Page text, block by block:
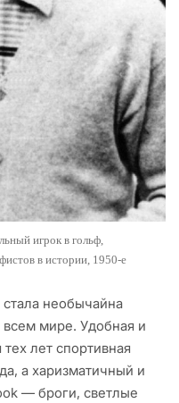
игрок в гольф,
в истории, 1950-е
необычайна
мире. Удобная и
лет спортивная
а харизматичный и
— броги, светлые